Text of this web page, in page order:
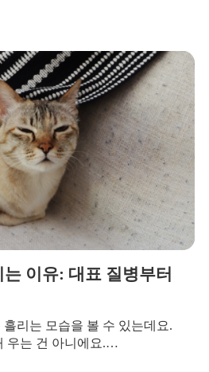
이유: 대표 질병부터
리는 모습을 볼 수 있는데요.
우는 건 아니에요.…